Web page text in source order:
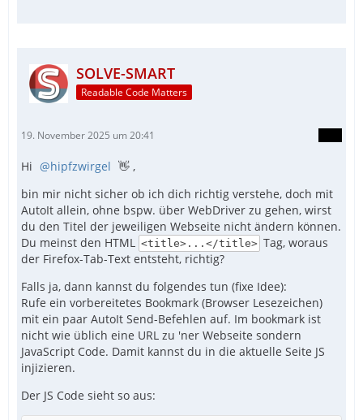
SOLVE-SMART
Readable Code Matters
19. November 2025 um 20:41
Hi hipfzwirgel 👋 ,
bin mir nicht sicher ob ich dich richtig verstehe, doch mit
AutoIt allein, ohne bspw. über WebDriver zu gehen, wirst
du den Titel der jeweiligen Webseite nicht ändern können.
Du meinst den HTML <title>...</title> Tag, woraus
der Firefox-Tab-Text entsteht, richtig?
Falls ja, dann kannst du folgendes tun (fixe Idee):
Rufe ein vorbereitetes Bookmark (Browser Lesezeichen)
mit ein paar AutoIt Send-Befehlen auf. Im bookmark ist
nicht wie üblich eine URL zu 'ner Webseite sondern
JavaScript Code. Damit kannst du in die aktuelle Seite JS
injizieren.
Der JS Code sieht so aus: